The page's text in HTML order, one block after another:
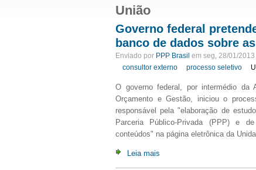
União
Governo federal
banco de dados sobre
Enviado por PPP Brasil em seg, 28/01/2013
consultor externo
processo seletivo
O governo federal, por intermédio da
Orçamento e Gestão, iniciou o
responsável pela "elaboração de
Parceria Público-Privada (PPP) e de
conteúdos" na página eletrônica da
Leia mais